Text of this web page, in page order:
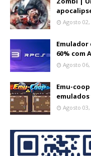
Agosto 02,
Emulador
60% com
Agosto 06,
Emu-
Agosto 03,